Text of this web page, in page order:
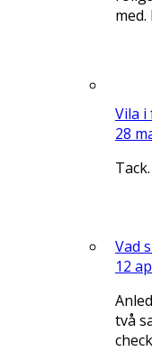
Vila i
28
Tack.
Vad
12
två